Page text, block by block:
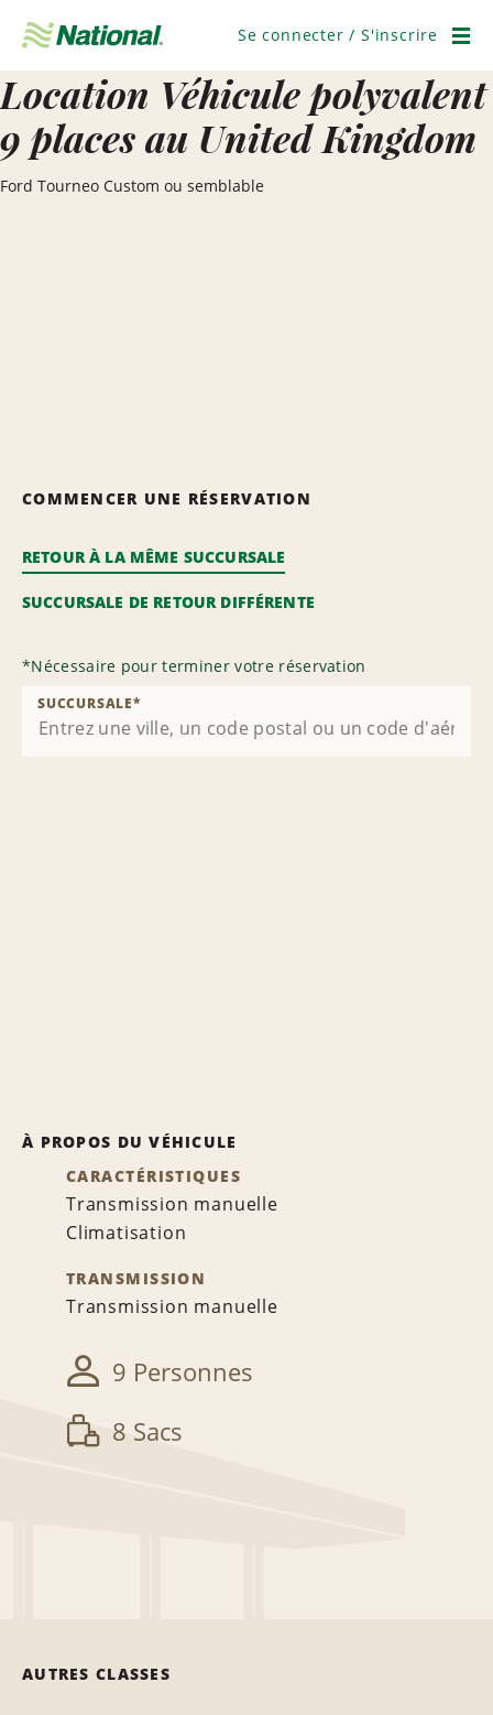
navigation
Se connecter / S'inscrire
Location Véhicule polyvalent
9 places au United Kingdom
Ford Tourneo Custom ou semblable
COMMENCER UNE RÉSERVATION
RETOUR À LA MÊME SUCCURSALE
SUCCURSALE DE RETOUR DIFFÉRENTE
*Nécessaire pour terminer votre réservation
SUCCURSALE*
À PROPOS DU VÉHICULE
CARACTÉRISTIQUES
Transmission manuelle
Climatisation
TRANSMISSION
Transmission manuelle
9 Personnes
8 Sacs
AUTRES CLASSES